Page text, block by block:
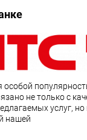
особой
не только с
услуг, но
нашей